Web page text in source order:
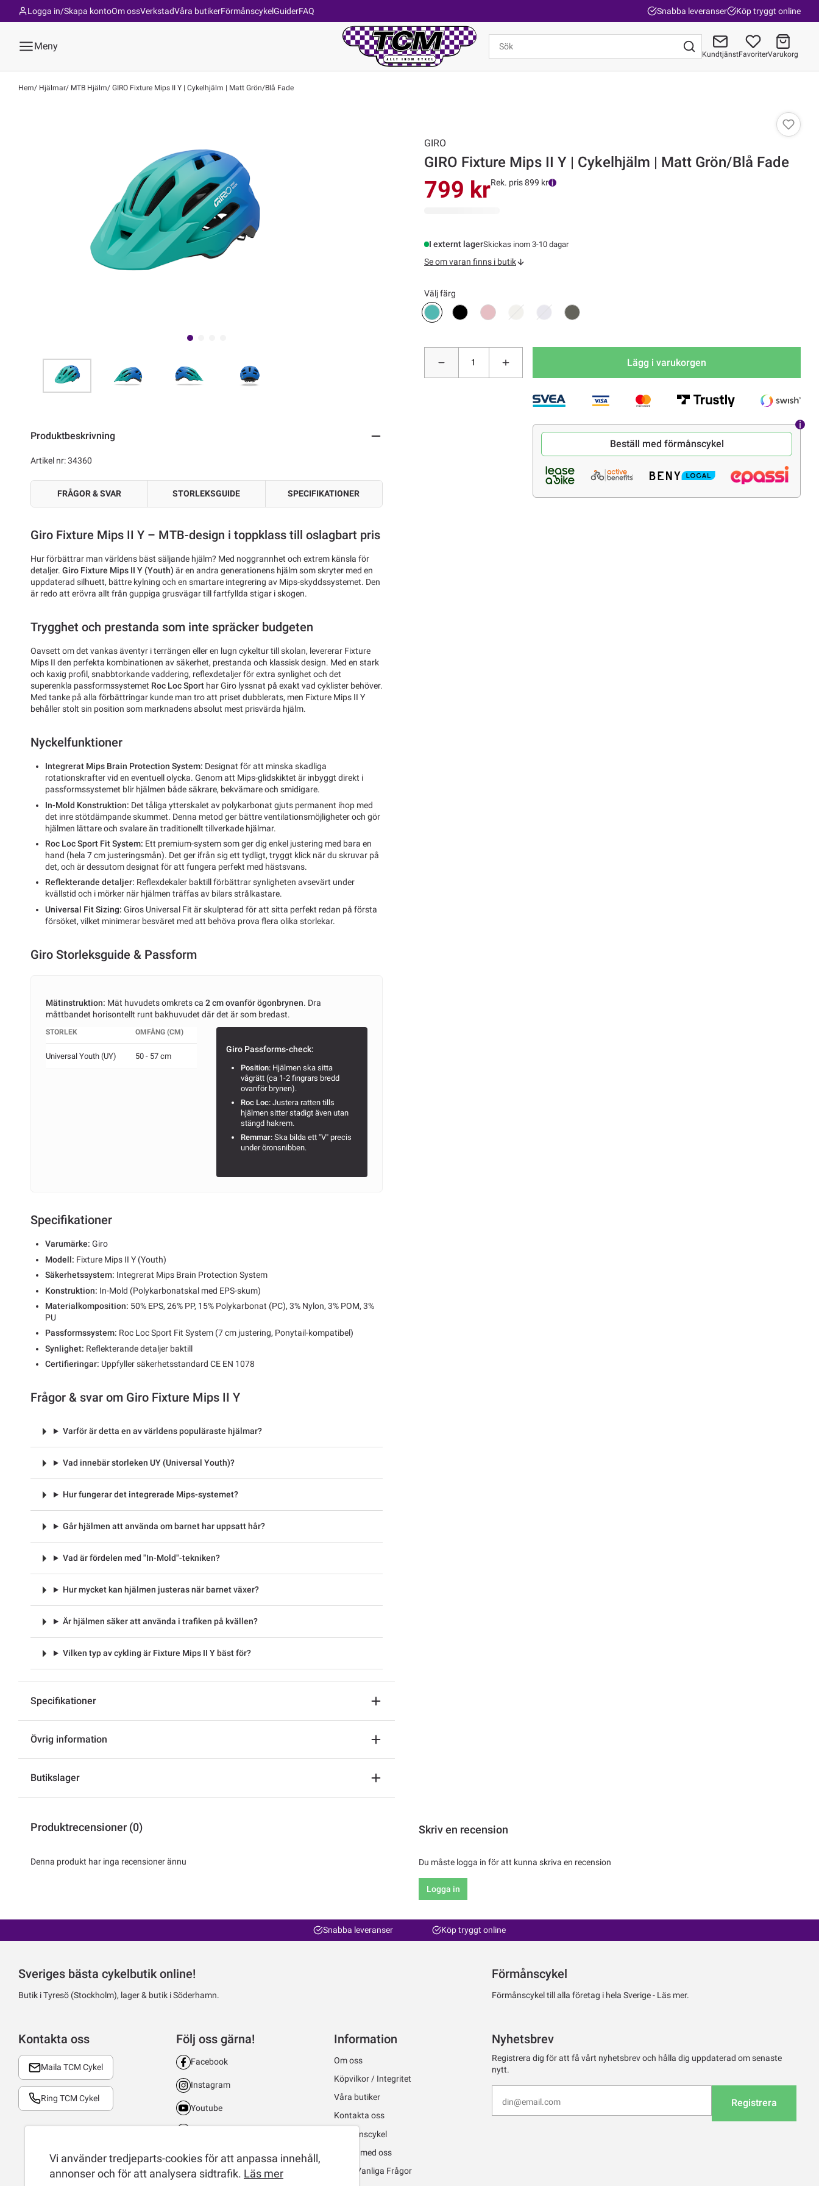
Om ossVerkstadVåra butikerFörmånscykelGuiderFAQ
Logga in/Skapa konto Snabba leveranser Köp tryggt online
Meny
KundtjänstFavoriterVarukorg
Hem Hjälmar MTB Hjälm GIRO Fixture Mips II Y | Cykelhjälm | Matt Grön/Blå Fade
Produktbeskrivning
Artikel nr: 34360
FRÅGOR & SVAR STORLEKSGUIDE SPECIFIKATIONER
Giro Fixture Mips II Y – MTB-design i toppklass till oslagbart pris
Hur förbättrar man världens bäst säljande hjälm? Med noggrannhet och extrem känsla för
detaljer. Giro Fixture Mips II Y (Youth) är en andra generationens hjälm som skryter med en
uppdaterad silhuett, bättre kylning och en smartare integrering av Mips-skyddssystemet. Den
är redo att erövra allt från guppiga grusvägar till fartfyllda stigar i skogen.
Trygghet och prestanda som inte spräcker budgeten
Oavsett om det vankas äventyr i terrängen eller en lugn cykeltur till skolan, levererar Fixture
Mips II den perfekta kombinationen av säkerhet, prestanda och klassisk design. Med en stark
och kaxig profil, snabbtorkande vaddering, reflexdetaljer för extra synlighet och det
superenkla passformssystemet Roc Loc Sport har Giro lyssnat på exakt vad cyklister behöver.
Med tanke på alla förbättringar kunde man tro att priset dubblerats, men Fixture Mips II Y
behåller stolt sin position som marknadens absolut mest prisvärda hjälm.
Nyckelfunktioner
Integrerat Mips Brain Protection System: Designat för att minska skadliga
rotationskrafter vid en eventuell olycka. Genom att Mips-glidskiktet är inbyggt direkt i
passformssystemet blir hjälmen både säkrare, bekvämare och smidigare.
In-Mold Konstruktion: Det tåliga ytterskalet av polykarbonat gjuts permanent ihop med
det inre stötdämpande skummet. Denna metod ger bättre ventilationsmöjligheter och gör
hjälmen lättare och svalare än traditionellt tillverkade hjälmar.
Roc Loc Sport Fit System: Ett premium-system som ger dig enkel justering med bara en
hand (hela 7 cm justeringsmån). Det ger ifrån sig ett tydligt, tryggt klick när du skruvar på
det, och är dessutom designat för att fungera perfekt med hästsvans.
Reflekterande detaljer: Reflexdekaler baktill förbättrar synligheten avsevärt under
kvällstid och i mörker när hjälmen träffas av bilars strålkastare.
Universal Fit Sizing: Giros Universal Fit är skulpterad för att sitta perfekt redan på första
försöket, vilket minimerar besväret med att behöva prova flera olika storlekar.
Giro Storleksguide & Passform
Mätinstruktion: Mät huvudets omkrets ca 2 cm ovanför ögonbrynen. Dra
måttbandet horisontellt runt bakhuvudet där det är som bredast.
STORLEK OMFÅNG (CM)
Universal Youth (UY) 50 - 57 cm
Giro Passforms-check:
Position: Hjälmen ska sitta
vågrätt (ca 1-2 fingrars bredd
ovanför brynen).
Roc Loc: Justera ratten tills
hjälmen sitter stadigt även utan
stängd hakrem.
Remmar: Ska bilda ett "V" precis
under öronsnibben.
Specifikationer
Varumärke: Giro
Modell: Fixture Mips II Y (Youth)
Säkerhetssystem: Integrerat Mips Brain Protection System
Konstruktion: In-Mold (Polykarbonatskal med EPS-skum)
Materialkomposition: 50% EPS, 26% PP, 15% Polykarbonat (PC), 3% Nylon, 3% POM, 3%
PU
Passformssystem: Roc Loc Sport Fit System (7 cm justering, Ponytail-kompatibel)
Synlighet: Reflekterande detaljer baktill
Certifieringar: Uppfyller säkerhetsstandard CE EN 1078
Frågor & svar om Giro Fixture Mips II Y
Varför är detta en av världens populäraste hjälmar?
Vad innebär storleken UY (Universal Youth)?
Hur fungerar det integrerade Mips-systemet?
Går hjälmen att använda om barnet har uppsatt hår?
Vad är fördelen med "In-Mold"-tekniken?
Hur mycket kan hjälmen justeras när barnet växer?
Är hjälmen säker att använda i trafiken på kvällen?
Vilken typ av cykling är Fixture Mips II Y bäst för?
Specifikationer
Övrig information
Butikslager
GIRO
GIRO Fixture Mips II Y | Cykelhjälm | Matt Grön/Blå Fade
799 krRek. pris 899 kr
I externt lagerSkickas inom 3-10 dagar
Se om varan finns i butik
Välj färg
Lägg i varukorgen
Beställ med förmånscykel
Produktrecensioner (0)
Denna produkt har inga recensioner ännu
Skriv en recension
Du måste logga in för att kunna skriva en recension
Logga in
Snabba leveranser Köp tryggt online
Sveriges bästa cykelbutik online!
Butik i Tyresö (Stockholm), lager & butik i Söderhamn.
Förmånscykel
Förmånscykel till alla företag i hela Sverige - Läs mer.
Kontakta oss
Maila TCM Cykel
Ring TCM Cykel
Följ oss gärna!
Facebook
Instagram
Youtube
TikTok
Information
Om oss
Köpvilkor / Integritet
Våra butiker
Kontakta oss
Förmånscykel
Jobba med oss
FAQ - Vanliga Frågor
Nyhetsbrev
Registrera dig för att få vårt nyhetsbrev och hålla dig uppdaterad om senaste
nytt.
Registrera
Vi använder tredjeparts-cookies för att anpassa innehåll,
annonser och för att analysera sidtrafik. Läs mer